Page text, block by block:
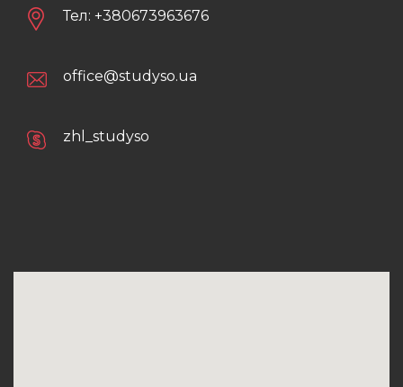
Тел: +380673963676
office@studyso.ua
zhl_studyso